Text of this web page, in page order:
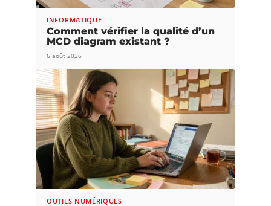
INFORMATIQUE
Comment vérifier la qualité d’un
MCD diagram existant ?
6 août 2026
OUTILS NUMÉRIQUES